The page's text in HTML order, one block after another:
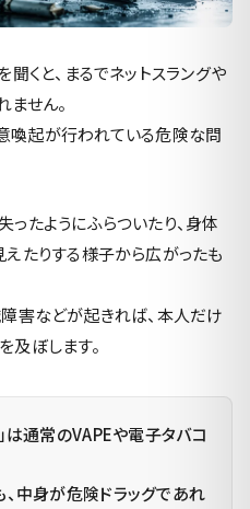
聞くと、まるでネットスラングや
せん。
喚起が行われている危険な問
たようにふらついたり、身体
たりする様子から広がったも
害などが起きれば、本人だけ
及ぼします。
は通常のVAPEや電子タバコ
中身が危険ドラッグであれ